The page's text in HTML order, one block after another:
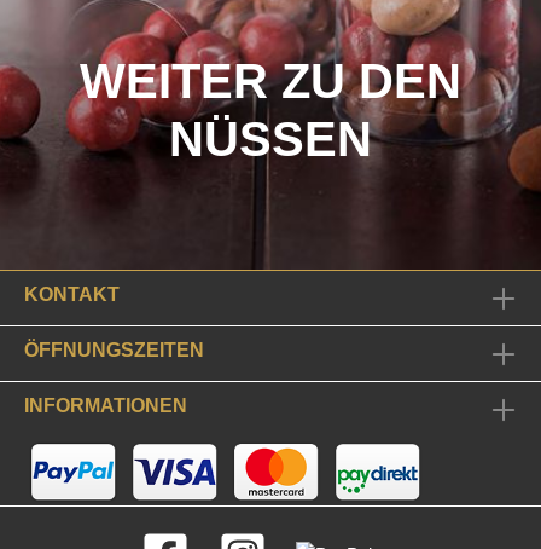
WEITER ZU DEN
NÜSSEN
KONTAKT
ÖFFNUNGSZEITEN
INFORMATIONEN